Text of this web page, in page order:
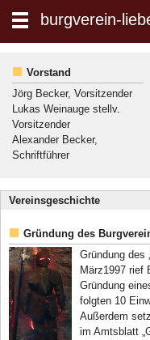
Suche: burgverein-
Vorstand
Jörg Becker, Vorsitzender
Lukas Weinauge stellv.
Vorsitzender
Alexander Becker,
Schriftführer
Vereinsgeschichte
Gründung des
Gründung des
März1997 rief
Gründung
folgten 10
Außerdem
im Amtsblatt